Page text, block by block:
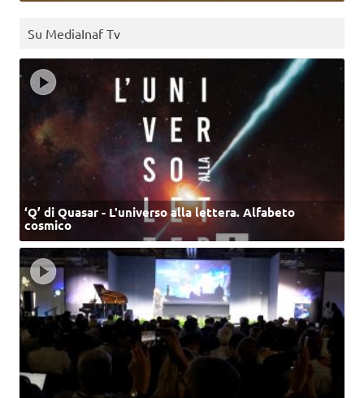
Su MediaInaf Tv
‘Q’ di Quasar - L'universo alla lettera. Alfabeto
cosmico